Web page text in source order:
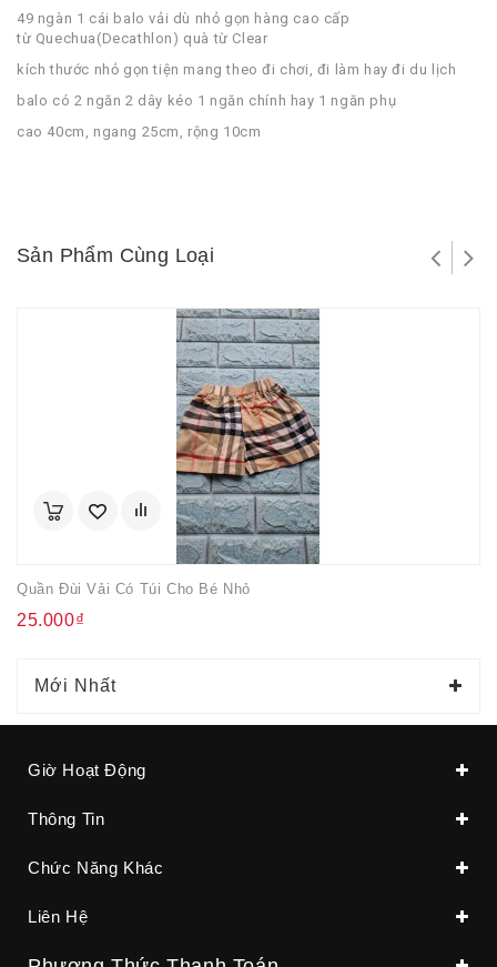
49 ngàn 1 cái balo vải dù nhỏ gọn hàng cao cấp
từ Quechua(Decathlon) quà từ Clear
kích thước nhỏ gọn tiện mang theo đi chơi, đi làm hay đi du lịch
balo có 2 ngăn 2 dây kéo 1 ngăn chính hay 1 ngăn phụ
cao 40cm, ngang 25cm, rộng 10cm
Sản Phẩm Cùng Loại
Quần Đùi Vải Có Túi Cho Bé Nhỏ
25.000₫
Mới Nhất
Giờ Hoạt Động
Thông Tin
Chức Năng Khác
Liên Hệ